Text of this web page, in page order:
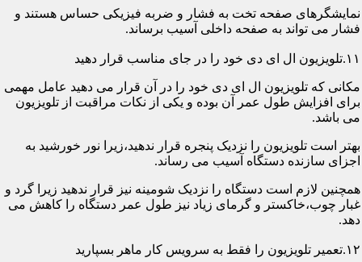
نمایشگرهای صفحه تخت به فشار و ضربه فیزیکی حساس هستند و
فشار می تواند به صفحه داخلی آسیب برساند.
۱۱.تلویزیون ال ای دی خود را در جای مناسب قرار دهید
مکانی که تلویزیون ال ای دی خود را در آن قرار می دهید عامل مهمی
برای افزایش طول عمر آن بوده و یکی از نکات مراقبت از تلویزیون
می باشد.
بهتر است تلویزیون را نزدیک پنجره قرار ندهید،زیرا نور خورشید به
اجزای سازنده دستگاه آسیب می رساند.
همچنین لازم است دستگاه را نزدیک شومینه نیز قرار ندهید زیرا گرد و
غبار چوب،خاکستر و گرمای زیاد نیز طول عمر دستگاه را کاهش می
دهد.
۱۲.تعمیر تلویزیون را فقط به سرویس کار ماهر بسپارید